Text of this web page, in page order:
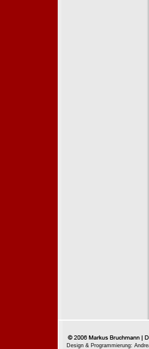
Design & Programmierung: